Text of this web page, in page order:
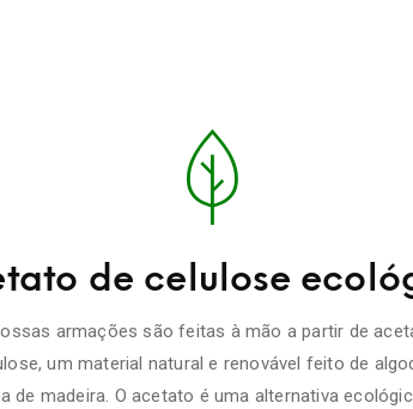
de celulose
armações são feitas à mão a partir de
um material natural e renovável feito de
de madeira. O acetato é uma alternativa